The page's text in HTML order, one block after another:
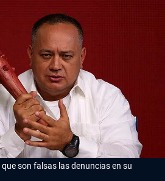
son falsas las denuncias en su